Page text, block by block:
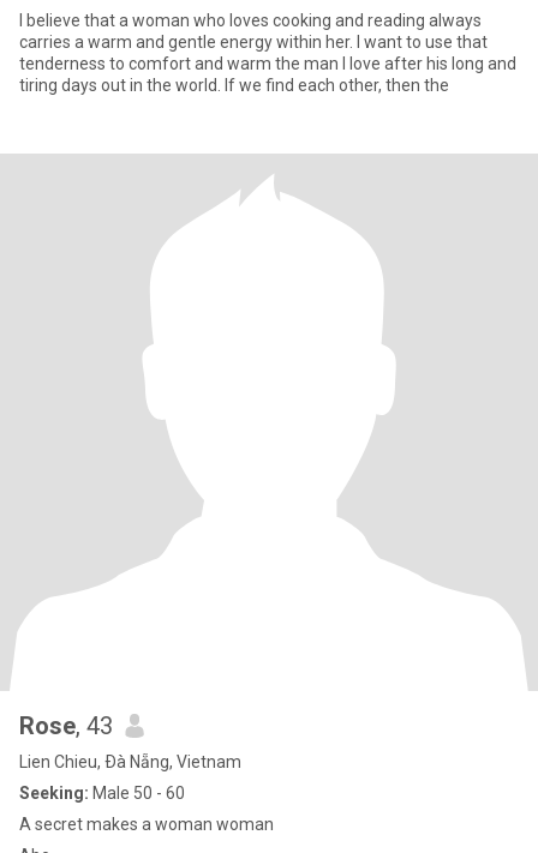
I believe that a woman who loves cooking and reading always
carries a warm and gentle energy within her. I want to use that
tenderness to comfort and warm the man I love after his long and
tiring days out in the world. If we find each other, then the
Rose, 43
Lien Chieu, Ðà Nẵng, Vietnam
Seeking: Male 50 - 60
A secret makes a woman woman